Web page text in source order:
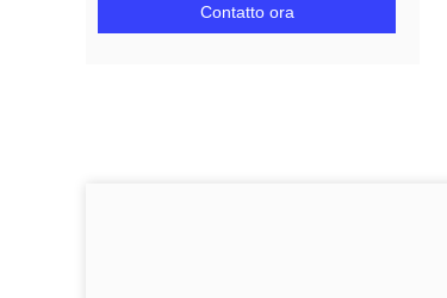
Contatto ora